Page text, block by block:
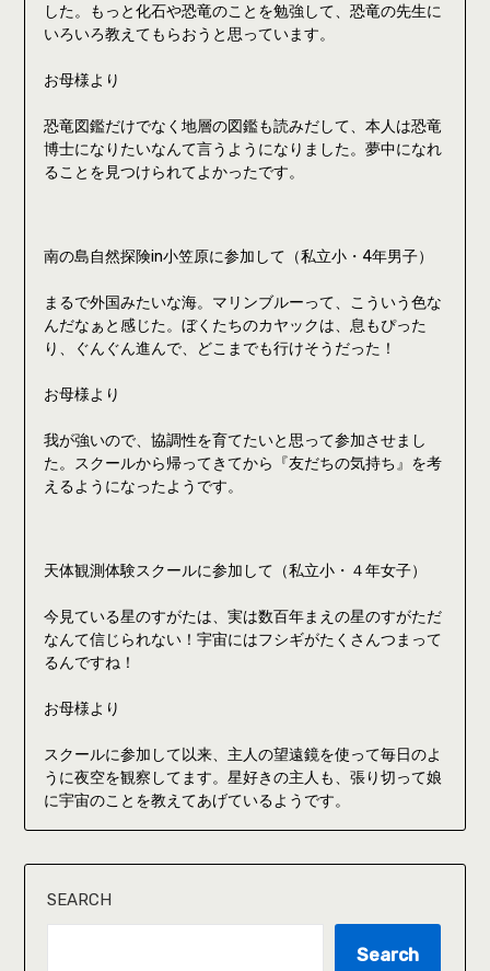
した。もっと化石や恐竜のことを勉強して、恐竜の先生に
いろいろ教えてもらおうと思っています。
お母様より
恐竜図鑑だけでなく地層の図鑑も読みだして、本人は恐竜
博士になりたいなんて言うようになりました。夢中になれ
ることを見つけられてよかったです。
南の島自然探険in小笠原に参加して（私立小・4年男子）
まるで外国みたいな海。マリンブルーって、こういう色な
んだなぁと感じた。ぼくたちのカヤックは、息もぴった
り、ぐんぐん進んで、どこまでも行けそうだった！
お母様より
我が強いので、協調性を育てたいと思って参加させまし
た。スクールから帰ってきてから『友だちの気持ち』を考
えるようになったようです。
天体観測体験スクールに参加して（私立小・４年女子）
今見ている星のすがたは、実は数百年まえの星のすがただ
なんて信じられない！宇宙にはフシギがたくさんつまって
るんですね！
お母様より
スクールに参加して以来、主人の望遠鏡を使って毎日のよ
うに夜空を観察してます。星好きの主人も、張り切って娘
に宇宙のことを教えてあげているようです。
SEARCH
Search